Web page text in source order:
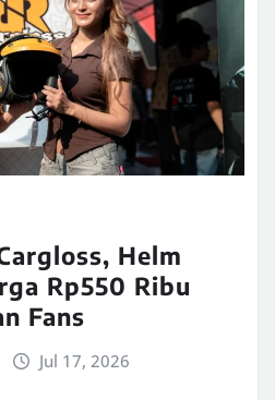
Helm
Rp550 Ribu
Fans
Jul 17, 2026